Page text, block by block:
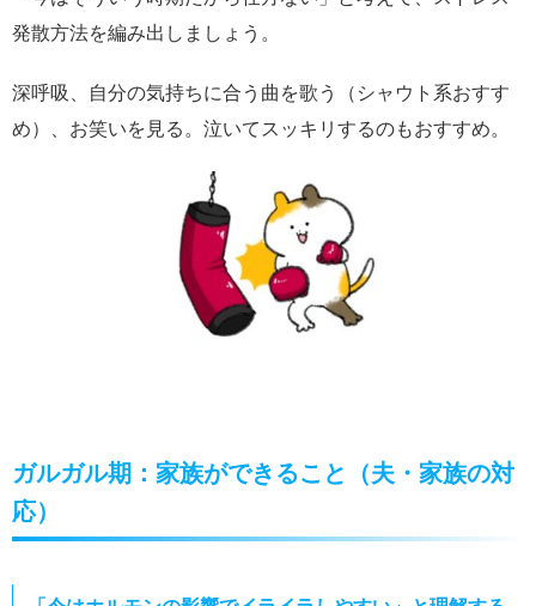
発散方法を編み出しましょう。
深呼吸、自分の気持ちに合う曲を歌う（シャウト系おすす
め）、お笑いを見る。泣いてスッキリするのもおすすめ。
ガルガル期：家族ができること（夫・家族の対
応）